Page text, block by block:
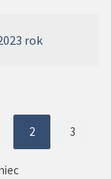
rok
2 3